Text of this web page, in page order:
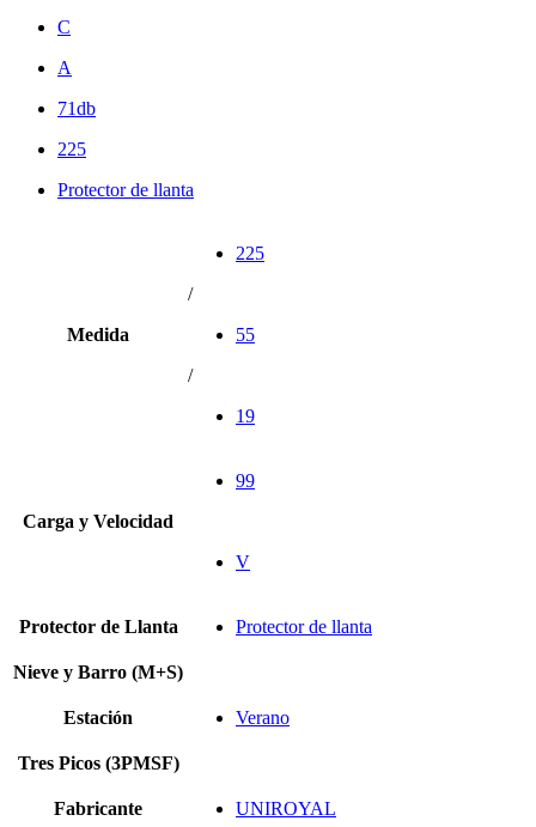
C
A
71db
225
Protector de llanta
Medida
225
/
55
/
19
Carga y Velocidad
99
V
Protector de Llanta Protector de llanta
Nieve y Barro (M+S)
Estación Verano
Tres Picos (3PMSF)
Fabricante UNIROYAL